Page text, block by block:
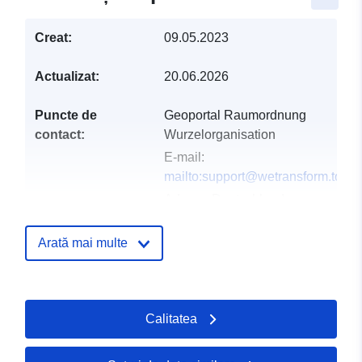
Creat: 09.05.2023
Actualizat: 20.06.2026
Puncte de
contact:
Geoportal Raumordnung
Wurzelorganisation
E-mail:
mailto:support@wetransform.to
Registru catalog: Adăugat la data.europa.eu: 20
Informații actualizate la data
01 August 2026
Arată mai multe
Calitatea